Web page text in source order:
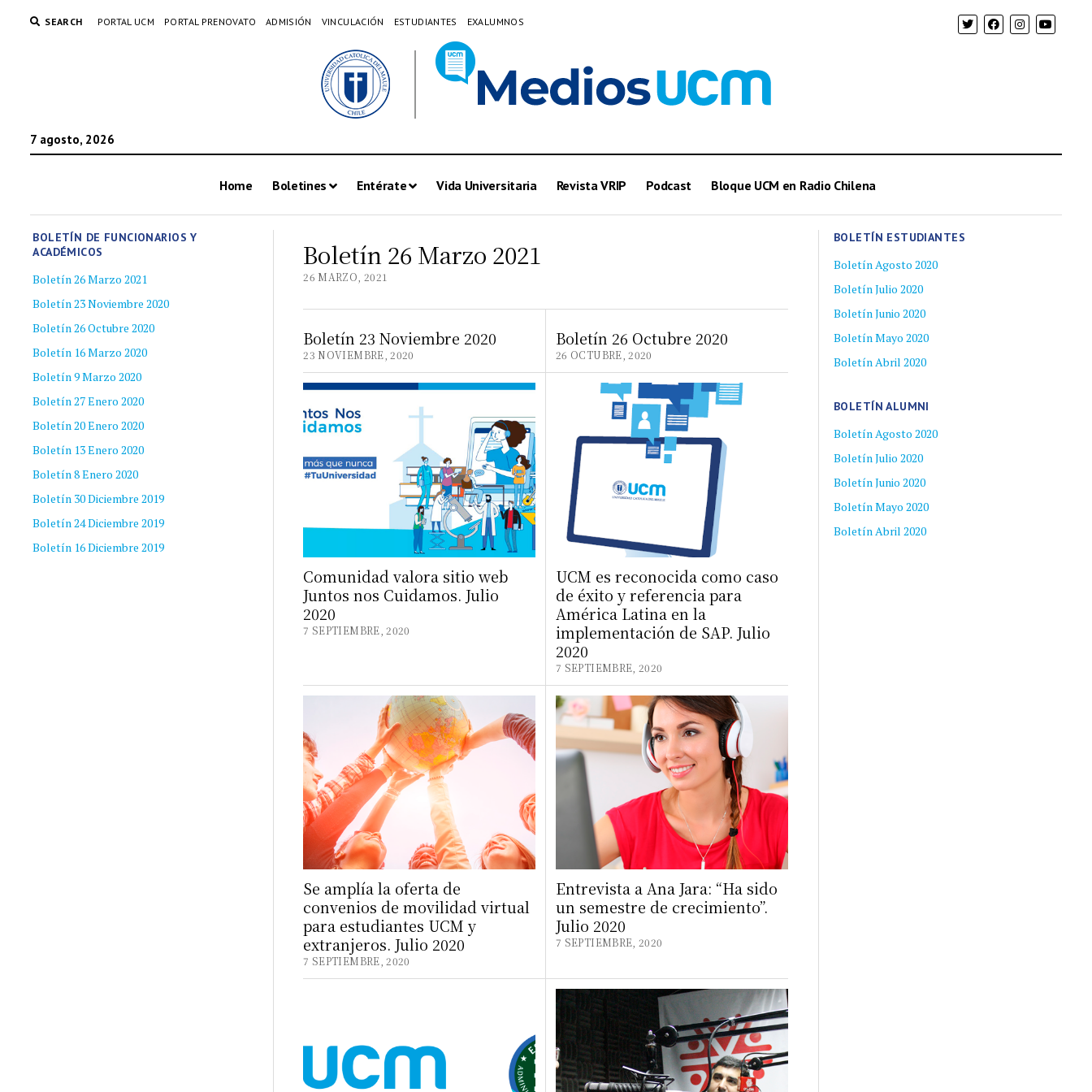
SEARCH PORTAL UCM PORTAL PRENOVATO ADMISIÓN VINCULACIÓN ESTUDIANTES EXALUMNOS
7 agosto, 2026
Home Boletines Entérate Vida Universitaria Revista VRIP Podcast Bloque UCM en Radio Chilena
BOLETÍN DE FUNCIONARIOS Y
ACADÉMICOS
Boletín 26 Marzo 2021
Boletín 23 Noviembre 2020
Boletín 26 Octubre 2020
Boletín 16 Marzo 2020
Boletín 9 Marzo 2020
Boletín 27 Enero 2020
Boletín 20 Enero 2020
Boletín 13 Enero 2020
Boletín 8 Enero 2020
Boletín 30 Diciembre 2019
Boletín 24 Diciembre 2019
Boletín 16 Diciembre 2019
Boletín 26 Marzo 2021
26 MARZO, 2021
Boletín 23 Noviembre 2020
23 NOVIEMBRE, 2020
Boletín 26 Octubre 2020
26 OCTUBRE, 2020
Comunidad valora sitio web
Juntos nos Cuidamos. Julio
2020
7 SEPTIEMBRE, 2020
UCM es reconocida como caso
de éxito y referencia para
América Latina en la
implementación de SAP. Julio
2020
7 SEPTIEMBRE, 2020
Se amplía la oferta de
convenios de movilidad virtual
para estudiantes UCM y
extranjeros. Julio 2020
7 SEPTIEMBRE, 2020
Entrevista a Ana Jara: “Ha sido
un semestre de crecimiento”.
Julio 2020
7 SEPTIEMBRE, 2020
BOLETÍN ESTUDIANTES
Boletín Agosto 2020
Boletín Julio 2020
Boletín Junio 2020
Boletín Mayo 2020
Boletín Abril 2020
BOLETÍN ALUMNI
Boletín Agosto 2020
Boletín Julio 2020
Boletín Junio 2020
Boletín Mayo 2020
Boletín Abril 2020